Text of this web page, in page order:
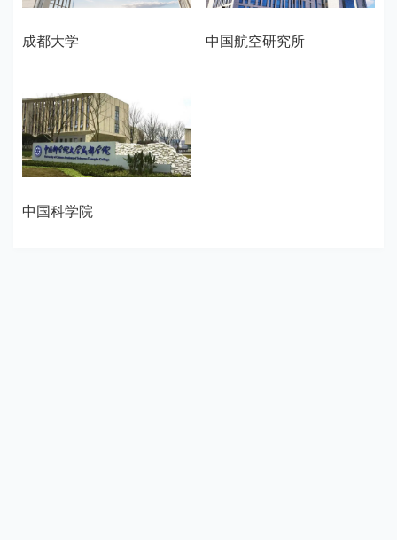
成都大学 中国航空研究所
中国科学院